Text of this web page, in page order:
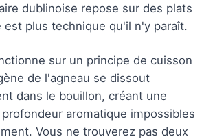
dublinoise repose sur des plats
est plus technique qu'il n'y paraît.
sur un principe de cuisson
de l'agneau se dissout
dans le bouillon, créant une
aromatique impossibles
Vous ne trouverez pas deux